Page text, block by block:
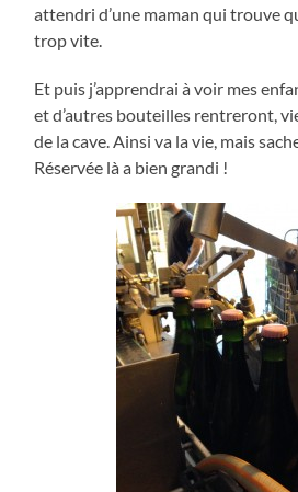
attendri d’une maman qui trouve
trop vite.
Et puis j’apprendrai à voir mes
et d’autres bouteilles rentreront,
de la cave. Ainsi va la vie, mais
Réservée là a bien grandi !